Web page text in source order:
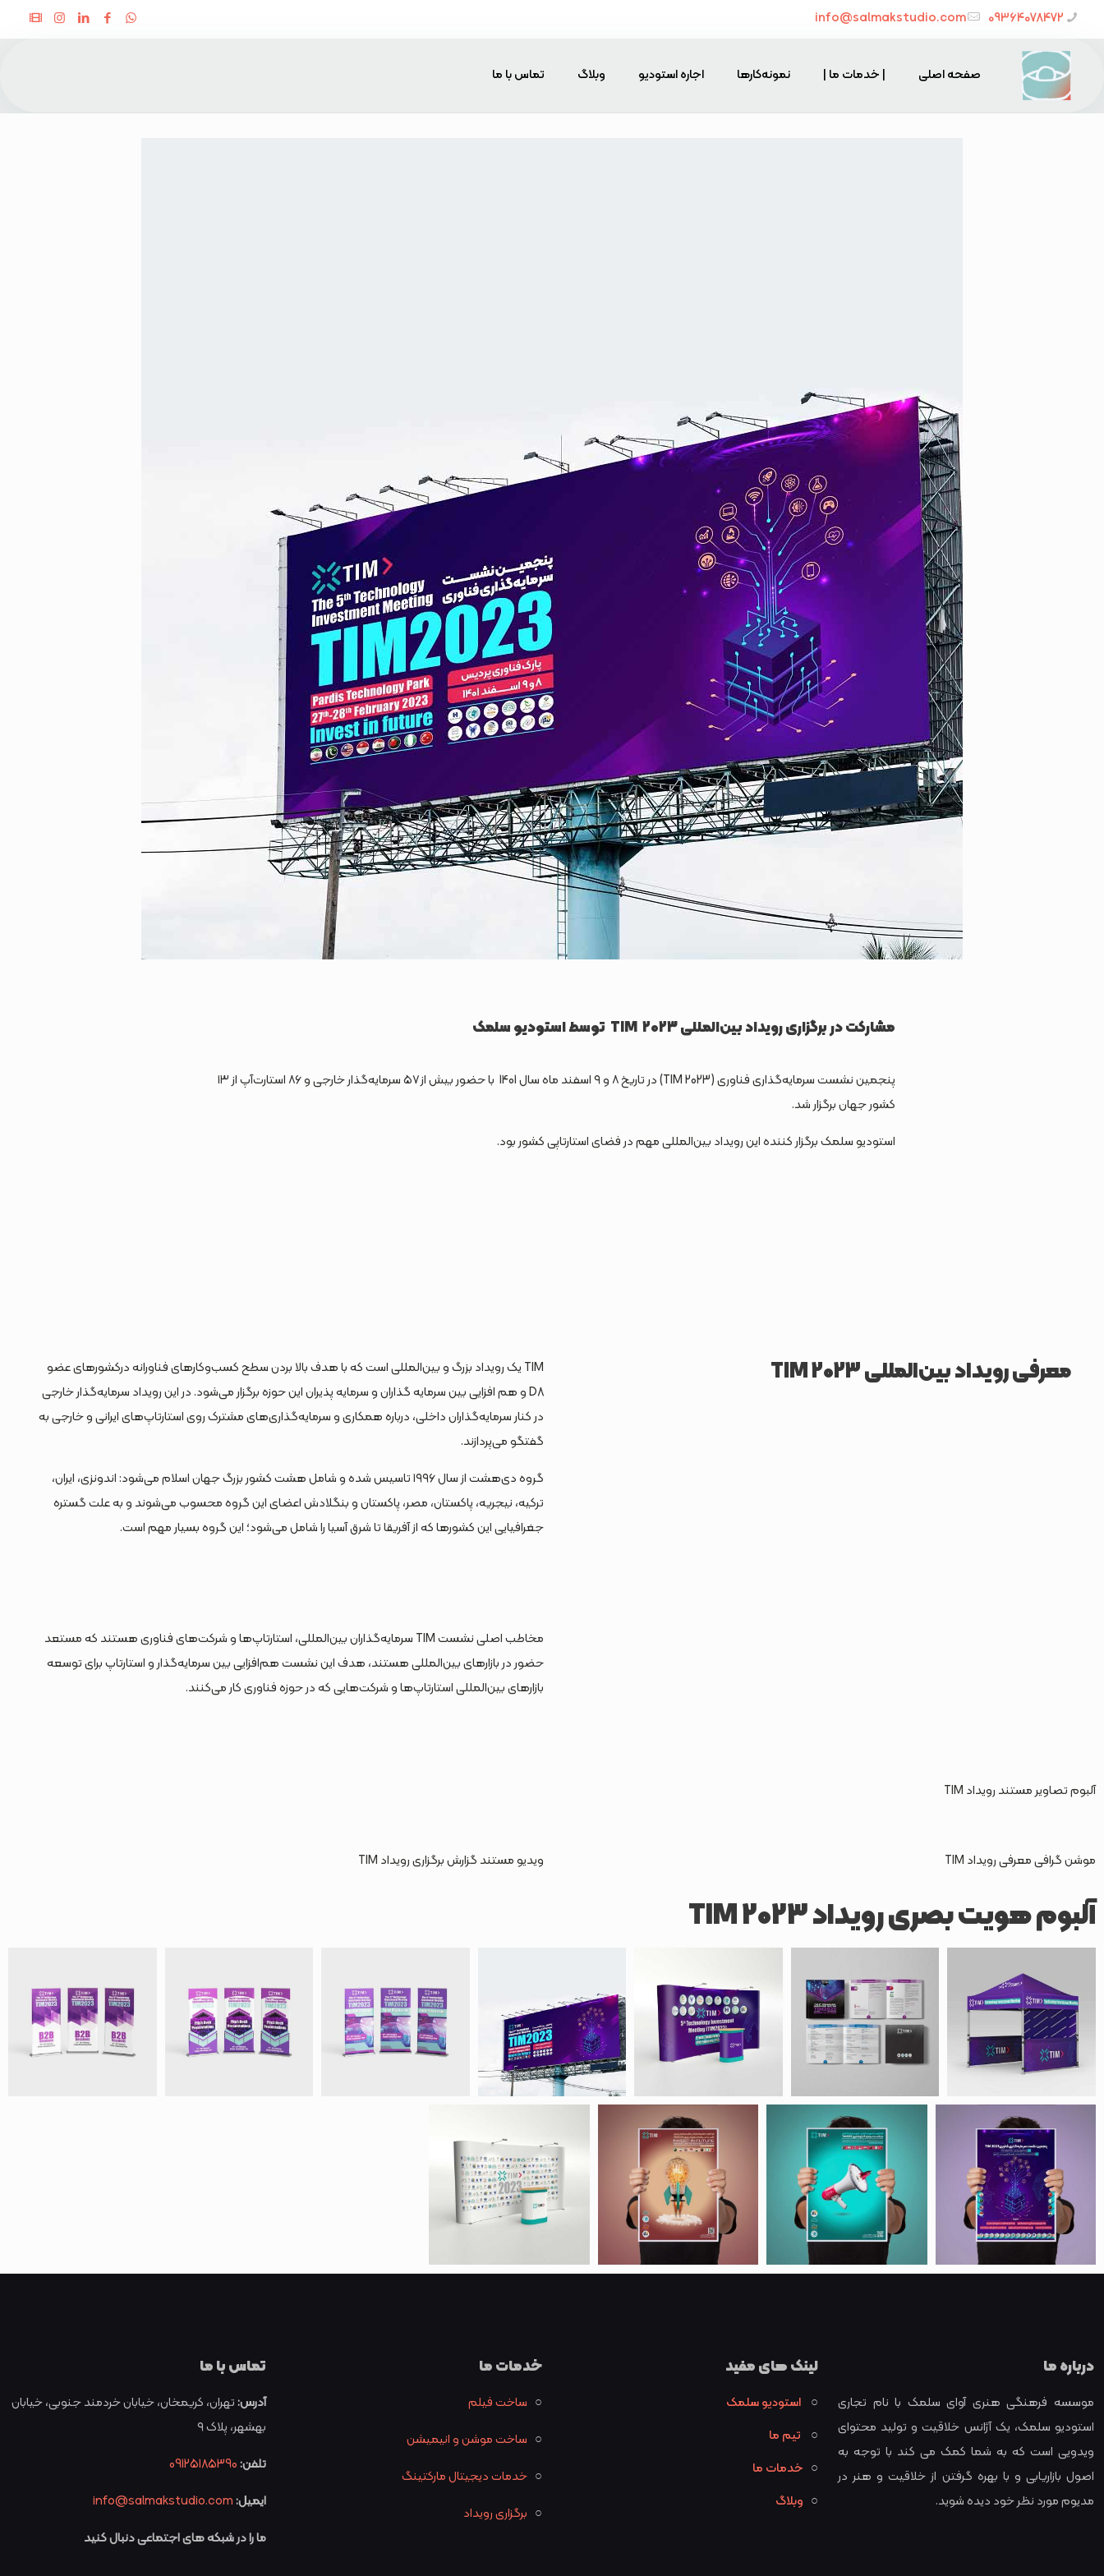
09364078472
info@salmakstudio.com
صفحه اصلی | خدمات ما | نمونه‌کارها اجاره استودیو وبلاگ تماس با ما
مشارکت در برگزاری رویداد بین‌المللی TIM 2023 توسط استودیو سلمک
پنجمین نشست سرمایه‌گذاری فناوری (TIM 2023) در تاریخ ۸ و ۹ اسفند ماه سال 1401 با حضور بیش از ۵۷ سرمایه‌گذار خارجی و ۸۶ استارت‌آپ از ۱۳
کشور جهان برگزار شد.
استودیو سلمک برگزار کننده این رویداد بین‌المللی مهم در فضای استارتاپی کشور بود.
معرفی رویداد بین‌المللی TIM 2023
TIM یک رویداد بزرگ و بین‌المللی است که با هدف بالا بردن سطح کسب‌وکارهای فناورانه درکشورهای عضو
D8 و هم افزایی بین سرمایه گذاران و سرمایه پذیران این حوزه برگزار می‌شود. در این رویداد سرمایه‌گذار خارجی
در کنار سرمایه‌گذاران داخلی، درباره همکاری و سرمایه‌گذاری‌های مشترک روی استارتاپ‌های ایرانی و خارجی به
گفتگو می‌پردازند.
گروه دی‌هشت از سال ۱۹۹۶ تاسیس شده و شامل هشت کشور بزرگ جهان اسلام می‌شود: اندونزی، ایران،
ترکیه، نیجریه، پاکستان، مصر، پاکستان و بنگلادش اعضای این گروه محسوب می‌شوند و به علت گستره
جغرافیایی این کشورها که از آفریقا تا شرق آسیا را شامل می‌شود؛ این گروه بسیار مهم است.
مخاطب اصلی نشست TIM سرمایه‌گذاران بین‌المللی، استارتاپ‌ها و شرکت‌های فناوری هستند که مستعد
حضور در بازارهای بین‌المللی هستند، هدف این نشست هم‌افزایی بین سرمایه‌گذار و استارتاپ برای توسعه
بازارهای بین‌المللی استارتاپ‌ها و شرکت‌هایی که در حوزه فناوری کار می‌کنند.
آلبوم تصاویر مستند رویداد TIM
موشن گرافی معرفی رویداد TIM ویدیو مستند گزارش برگزاری رویداد TIM
آلبوم هویت بصری رویداد TIM 2023
درباره ما
موسسه فرهنگی هنری آوای سلمک با نام تجاری
استودیو سلمک، یک آژانس خلاقیت و تولید محتوای
ویدویی است که به شما کمک می کند با توجه به
اصول بازاریابی و با بهره گرفتن از خلاقیت و هنر در
مدیوم مورد نظر خود دیده شوید.
لینک های مفید
○ استودیو سلمک
○
تیم ما
○ خدمات ما
○ وبلاگ
خدمات ما
○ ساخت فیلم
○ ساخت موشن و انیمیشن
○ خدمات دیجیتال مارکتینگ
○ برگزاری رویداد
تماس با ما
آدرس:تهران، کریمخان، خیابان خردمند جنوبی، خیابان
بهشهر، پلاک ۹
تلفن:09125185390
ایمیل:info@salmakstudio.com
ما را در شبکه های اجتماعی دنبال کنید